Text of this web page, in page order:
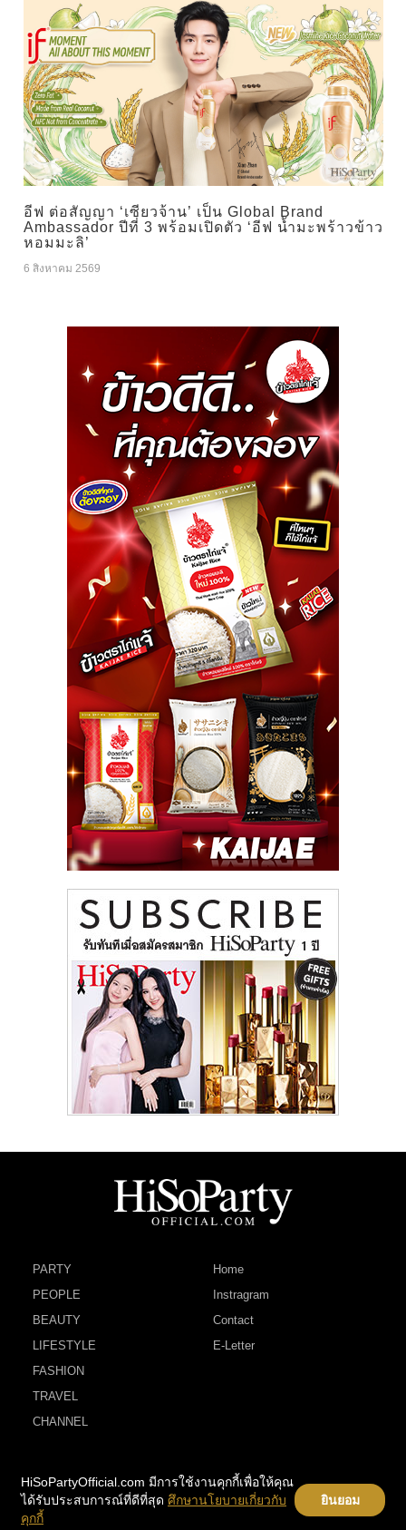
อีฟ ต่อสัญญา ‘เซียวจ้าน’ เป็น Global Brand
Ambassador ปีที่ 3 พร้อมเปิดตัว ‘อีฟ น้ำมะพร้าวข้าว
หอมมะลิ’
6 สิงหาคม 2569
PARTY
PEOPLE
BEAUTY
LIFESTYLE
FASHION
TRAVEL
CHANNEL
Home
Instragram
Contact
E-Letter
HiSoPartyOfficial.com มีการใช้งานคุกกี้เพื่อให้คุณ
ได้รับประสบการณ์ที่ดีที่สุด ศึกษานโยบายเกี่ยวกับ
คุกกี้
ยินยอม